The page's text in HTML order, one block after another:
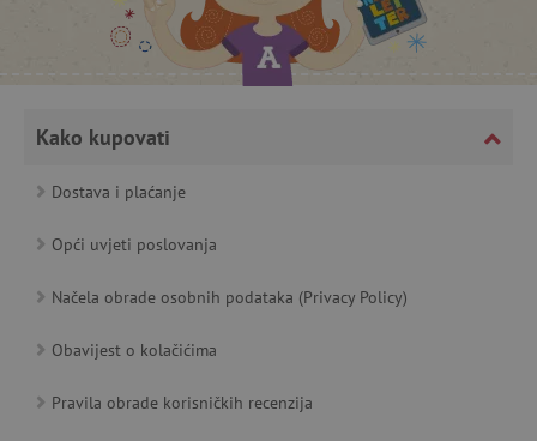
Kako kupovati
Dostava i plaćanje
Opći uvjeti poslovanja
Načela obrade osobnih podataka (Privacy Policy)
Obavijest o kolačićima
Pravila obrade korisničkih recenzija
featureFlagCheckoutExperimentVariant
product_filter_remember www.agatinsvijet.hr